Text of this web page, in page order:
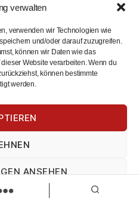
verwalten
verwenden wir Technologien wie
und/oder darauf zuzugreifen.
können wir Daten wie das
Website verarbeiten. Wenn du
können bestimmte
werden.
ANSEHEN
Impressum